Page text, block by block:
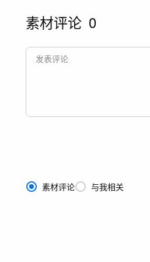
素材评论 0
素材评论 与我相关